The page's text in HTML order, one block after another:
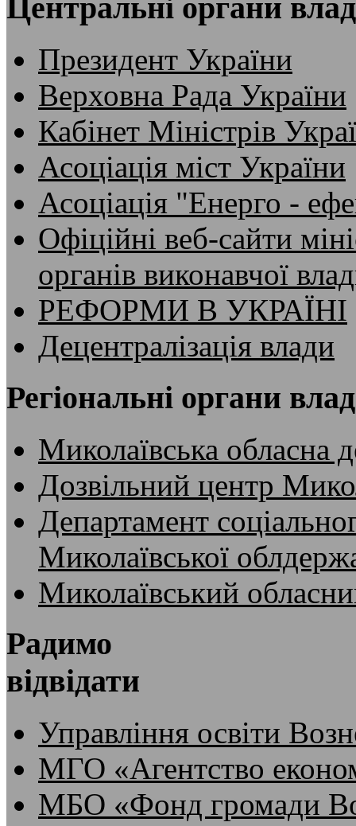
Центральні органи
Президент України
Верховна Рада України
Кабінет Міністрів
Асоціація міст України
Асоціація "Енерго -
Офіційні веб-сайти
органів виконавчої
РЕФОРМИ В УКРАЇНІ
Децентралізація влади
Регіональні органи
Миколаївська обласна
Дозвільний центр
Департамент
Миколаївської
Миколаївський
Радимо
відвідати
Управління освіти
МГО «Агентство
МБО «Фонд громади